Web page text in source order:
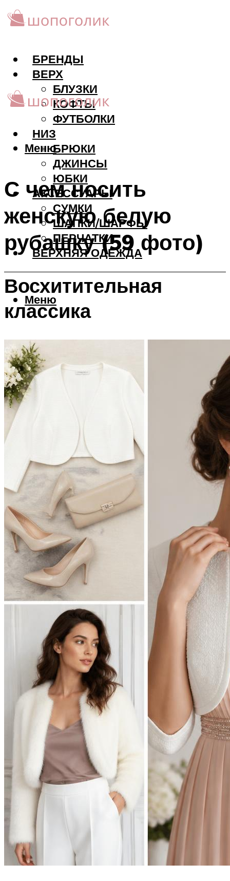
БРЕНДЫ
ВЕРХ
БЛУЗКИ
КОФТЫ
ФУТБОЛКИ
НИЗ
БРЮКИ
ДЖИНСЫ
ЮБКИ
АКCЕССУАРЫ
СУМКИ
ШАПКИ/ШАРФЫ
ПЕРЧАТКИ
ВЕРХНЯЯ ОДЕЖДА
Меню
Меню
С чем носить
женскую белую
рубашку (59 фото)
Восхитительная
классика